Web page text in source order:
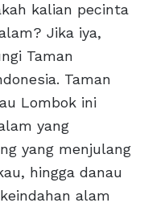
kalian pecinta
Jika iya,
Taman
Taman
Lombok ini
yang
yang menjulang
hingga danau
alam